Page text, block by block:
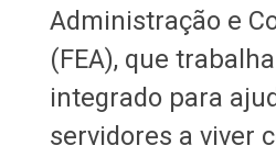
Administração e
(FEA), que
integrado para
servidores a viver